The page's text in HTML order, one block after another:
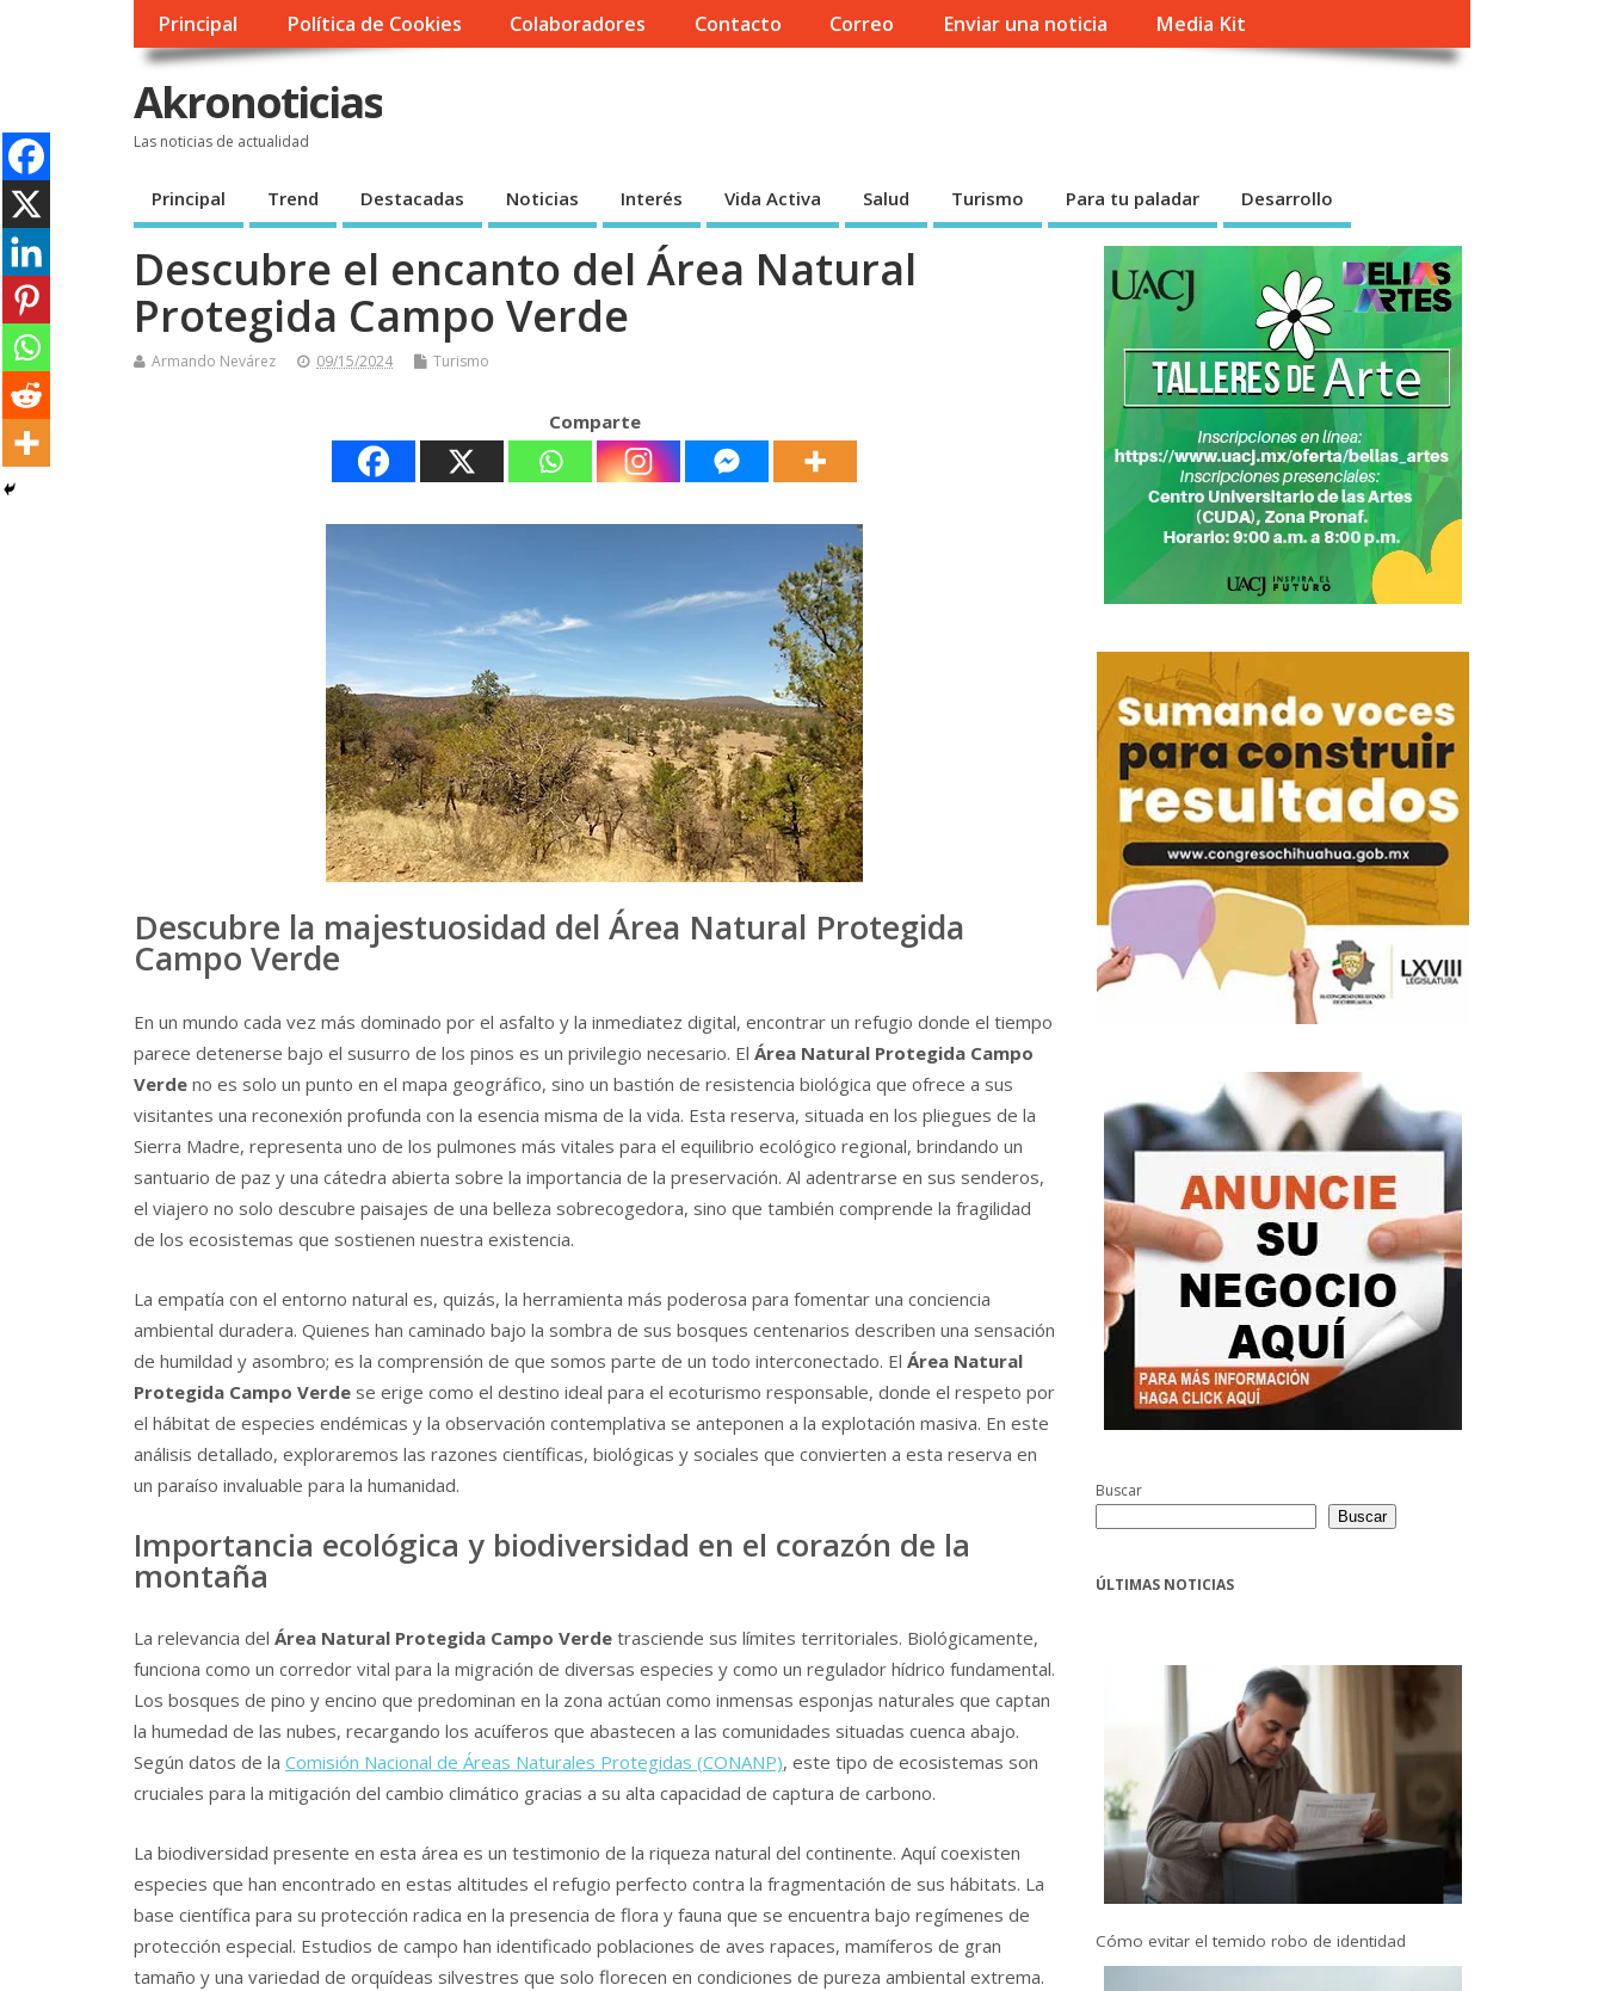
Principal Política de Cookies Colaboradores Contacto Correo Enviar una noticia Media Kit
Akronoticias
Las noticias de actualidad
Principal Trend Destacadas Noticias Interés Vida Activa Salud Turismo Para tu paladar Desarrollo
Descubre el encanto del Área Natural
Protegida Campo Verde
Armando Nevárez 09/15/2024 Turismo
Comparte
Descubre la majestuosidad del Área Natural Protegida
Campo Verde
En un mundo cada vez más dominado por el asfalto y la inmediatez digital, encontrar un refugio donde el tiempo
parece detenerse bajo el susurro de los pinos es un privilegio necesario. El Área Natural Protegida Campo
Verde no es solo un punto en el mapa geográfico, sino un bastión de resistencia biológica que ofrece a sus
visitantes una reconexión profunda con la esencia misma de la vida. Esta reserva, situada en los pliegues de la
Sierra Madre, representa uno de los pulmones más vitales para el equilibrio ecológico regional, brindando un
santuario de paz y una cátedra abierta sobre la importancia de la preservación. Al adentrarse en sus senderos,
el viajero no solo descubre paisajes de una belleza sobrecogedora, sino que también comprende la fragilidad
de los ecosistemas que sostienen nuestra existencia.
La empatía con el entorno natural es, quizás, la herramienta más poderosa para fomentar una conciencia
ambiental duradera. Quienes han caminado bajo la sombra de sus bosques centenarios describen una sensación
de humildad y asombro; es la comprensión de que somos parte de un todo interconectado. El Área Natural
Protegida Campo Verde se erige como el destino ideal para el ecoturismo responsable, donde el respeto por
el hábitat de especies endémicas y la observación contemplativa se anteponen a la explotación masiva. En este
análisis detallado, exploraremos las razones científicas, biológicas y sociales que convierten a esta reserva en
un paraíso invaluable para la humanidad.
Importancia ecológica y biodiversidad en el corazón de la
montaña
La relevancia del Área Natural Protegida Campo Verde trasciende sus límites territoriales. Biológicamente,
funciona como un corredor vital para la migración de diversas especies y como un regulador hídrico fundamental.
Los bosques de pino y encino que predominan en la zona actúan como inmensas esponjas naturales que captan
la humedad de las nubes, recargando los acuíferos que abastecen a las comunidades situadas cuenca abajo.
Según datos de la Comisión Nacional de Áreas Naturales Protegidas (CONANP), este tipo de ecosistemas son
cruciales para la mitigación del cambio climático gracias a su alta capacidad de captura de carbono.
La biodiversidad presente en esta área es un testimonio de la riqueza natural del continente. Aquí coexisten
especies que han encontrado en estas altitudes el refugio perfecto contra la fragmentación de sus hábitats. La
base científica para su protección radica en la presencia de flora y fauna que se encuentra bajo regímenes de
protección especial. Estudios de campo han identificado poblaciones de aves rapaces, mamíferos de gran
tamaño y una variedad de orquídeas silvestres que solo florecen en condiciones de pureza ambiental extrema.
Buscar
Buscar
ÚLTIMAS NOTICIAS
Cómo evitar el temido robo de identidad